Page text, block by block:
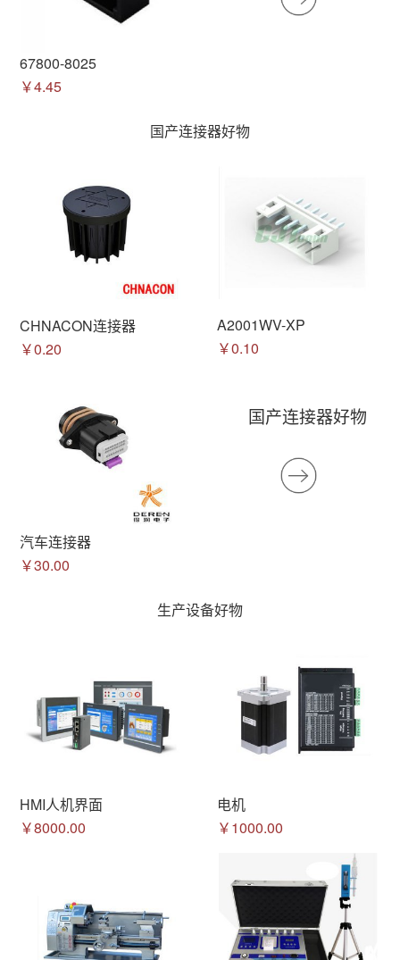
67800-8025
￥4.45
国产连接器好物
CHNACON连接器
￥0.20
A2001WV-XP
￥0.10
汽车连接器
￥30.00
国产连接器好物
生产设备好物
HMI人机界面
￥8000.00
电机
￥1000.00